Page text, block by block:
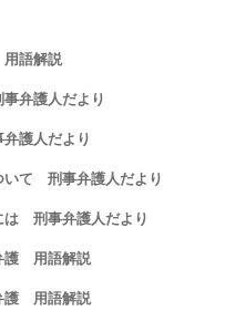
語解説
弁護人だより
護人だより
いて 刑事弁護人だより
は 刑事弁護人だより
護 用語解説
護 用語解説